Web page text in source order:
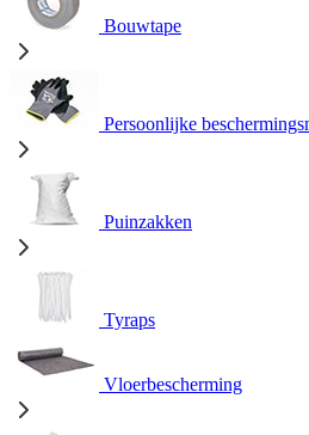
Bouwtape
Persoonlijke
Puinzakken
Tyraps
Vloerbescherming